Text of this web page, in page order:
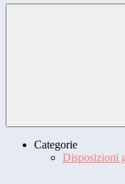
Categorie
Disposizioni